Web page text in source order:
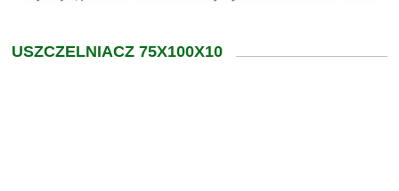
USZCZELNIACZ 75X100X10